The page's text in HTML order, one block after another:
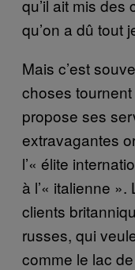
qu’il ait mis
qu’on a dû tout
Mais c’est
choses tournent
propose ses
extravagantes
l’« élite
à l’« italienne
clients
russes, qui
comme le lac